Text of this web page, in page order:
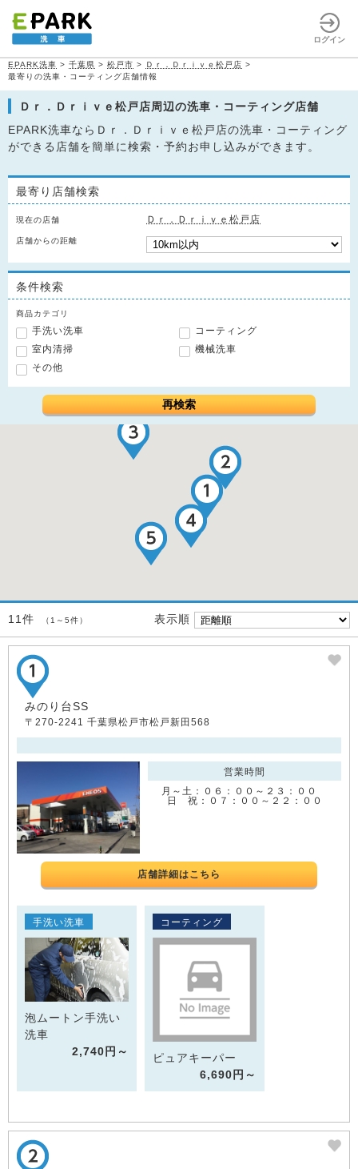
ログイン
EPARK洗車 > 千葉県 > 松戸市 > Ｄｒ．Ｄｒｉｖｅ松戸店 >
最寄りの洗車・コーティング店舗情報
Ｄｒ．Ｄｒｉｖｅ松戸店周辺の洗車・コーティング店舗
EPARK洗車ならＤｒ．Ｄｒｉｖｅ松戸店の洗車・コーティング
ができる店舗を簡単に検索・予約お申し込みができます。
最寄り店舗検索
現在の店舗 Ｄｒ．Ｄｒｉｖｅ松戸店
店舗からの距離
条件検索
商品カテゴリ
手洗い洗車
コーティング
室内清掃
機械洗車
その他
再検索
11件 （1～5件） 表示順
みのり台SS
〒270-2241 千葉県松戸市松戸新田568
営業時間
月～土：０６：００～２３：００
日 祝：０７：００～２２：００
店舗詳細はこちら
手洗い洗車
泡ムートン手洗い
洗車
2,740円～
コーティング
ピュアキーパー
6,690円～